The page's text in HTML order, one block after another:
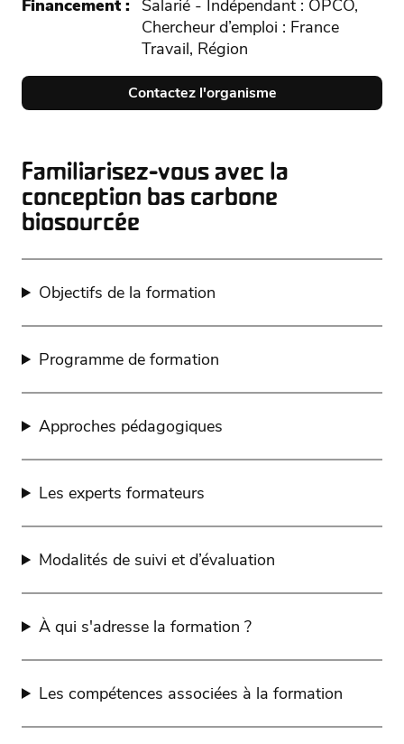
Financement
Salarié - Indépendant : OPCO,
Chercheur d’emploi : France
Travail, Région
Contactez l'organisme
Familiarisez-vous avec la
conception bas carbone
biosourcée
Objectifs de la formation
Programme de formation
Approches pédagogiques
Les experts formateurs
Modalités de suivi et d’évaluation
À qui s'adresse la formation ?
Les compétences associées à la formation